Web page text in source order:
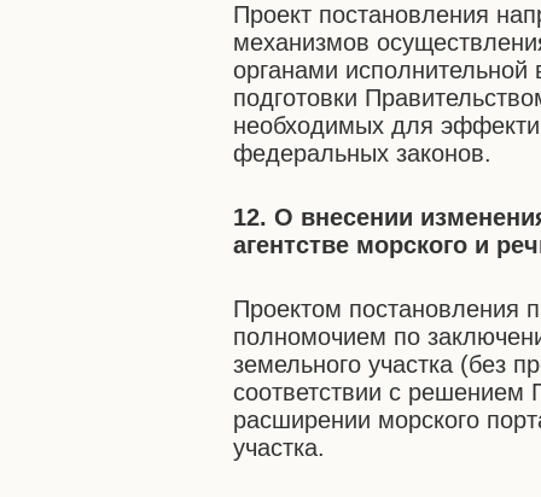
Проект постановления
механизмов
органами
подготовки
необходимых для
федеральных законов.
12. О внесении
агентстве морского и
Проектом постановления
полномочием по
земельного участка (без
соответствии с решением
расширении морского
участка.